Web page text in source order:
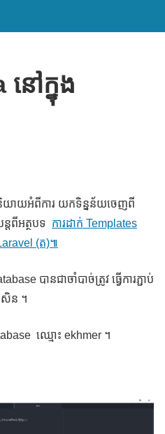
នៅក្នុង
និយាយអំពីការ យកទិន្នន័យចេញពី
តពីអត្ថបទ ការដាក់ Templates
(ត)៕
បានជាចាំបាច់ត្រូវ ធ្វើការភ្ជាប់
សិន ។
ឈ្មោះ ekhmer ។